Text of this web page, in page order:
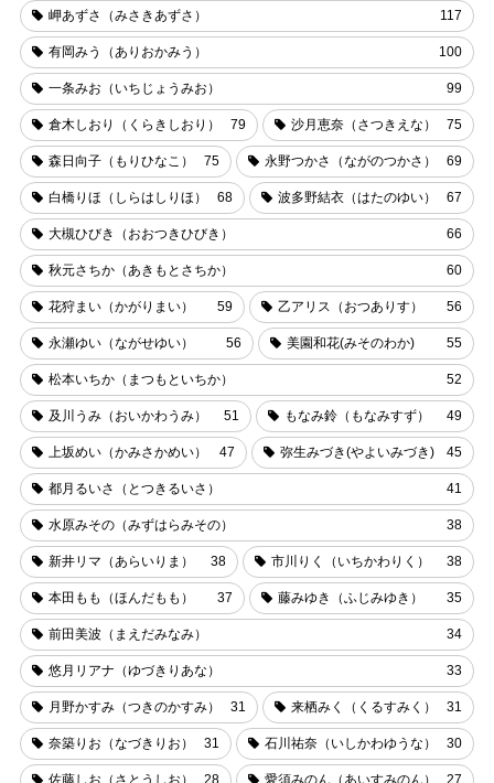
岬あずさ（みさきあずさ） 117
有岡みう（ありおかみう） 100
一条みお（いちじょうみお） 99
倉木しおり（くらきしおり） 79 沙月恵奈（さつきえな） 75
森日向子（もりひなこ） 75 永野つかさ（ながのつかさ） 69
白橋りほ（しらはしりほ） 68 波多野結衣（はたのゆい） 67
大槻ひびき（おおつきひびき） 66
秋元さちか（あきもとさちか） 60
花狩まい（かがりまい） 59 乙アリス（おつありす） 56
永瀬ゆい（ながせゆい） 56 美園和花(みそのわか) 55
松本いちか（まつもといちか） 52
及川うみ（おいかわうみ） 51 もなみ鈴（もなみすず） 49
上坂めい（かみさかめい） 47 弥生みづき(やよいみづき) 45
都月るいさ（とつきるいさ） 41
水原みその（みずはらみその） 38
新井リマ（あらいりま） 38 市川りく（いちかわりく） 38
本田もも（ほんだもも） 37 藤みゆき（ふじみゆき） 35
前田美波（まえだみなみ） 34
悠月リアナ（ゆづきりあな） 33
月野かすみ（つきのかすみ） 31 来栖みく（くるすみく） 31
奈築りお（なづきりお） 31 石川祐奈（いしかわゆうな） 30